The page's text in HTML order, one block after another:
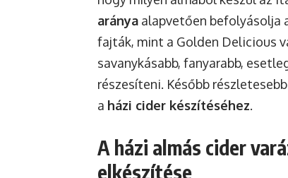
aránya alapvetően befolyásolja
fajták, mint a Golden Delicious
savanykásabb, fanyarabb,
részesíteni. Később
a házi cider készítéséhez.
A házi almás cider
elkészítése